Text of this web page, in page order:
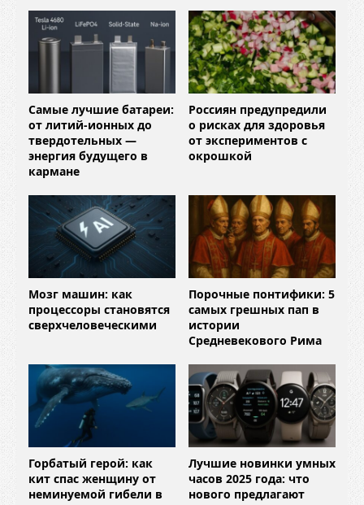
Самые лучшие батареи:
от литий-ионных до
твердотельных —
энергия будущего в
кармане
Россиян предупредили
о рисках для здоровья
от экспериментов с
окрошкой
Мозг машин: как
процессоры становятся
сверхчеловеческими
Порочные понтифики: 5
самых грешных пап в
истории
Средневекового Рима
Горбатый герой: как
кит спас женщину от
неминуемой гибели в
Лучшие новинки умных
часов 2025 года: что
нового предлагают